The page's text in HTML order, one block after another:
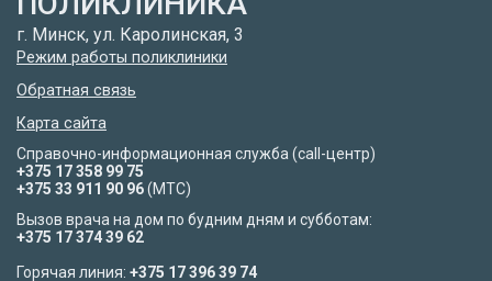
г. Минск, ул. Каролинская, 3
Режим работы поликлиники
Обратная связь
Карта сайта
Справочно-информационная служба (call-центр)
+375 17 358 99 75
+375 33 911 90 96(МТС)
Вызов врача на дом по будним дням и субботам:
+375 17 374 39 62
Горячая линия: +375 17 396 39 74